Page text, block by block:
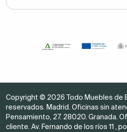
Copyright © 2026 Todo Muebles de
reservados. Madrid. Oficinas sin
Pensamiento, 27. 28020. Granada.
cliente. Av. Fernando de los ríos 11 ,